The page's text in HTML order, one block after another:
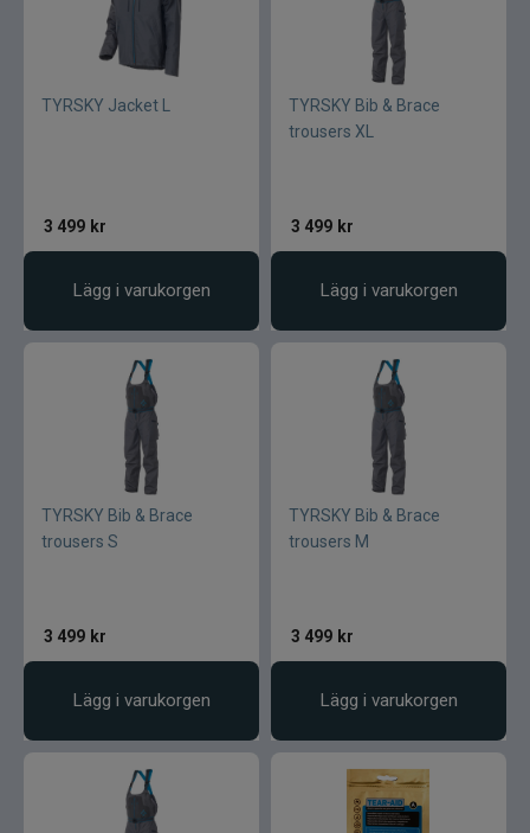
TYRSKY Jacket L
3 499 kr
Lägg i varukorgen
TYRSKY Bib & Brace
trousers XL
3 499 kr
Lägg i varukorgen
TYRSKY Bib & Brace
trousers S
3 499 kr
Lägg i varukorgen
TYRSKY Bib & Brace
trousers M
3 499 kr
Lägg i varukorgen